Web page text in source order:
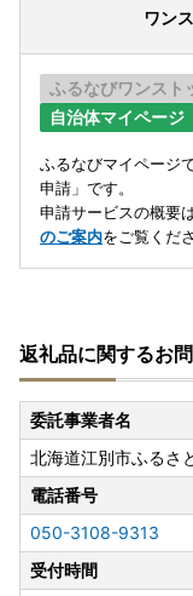
ワン
ふるなびワンスト
自治体マイページ
ふるなびマイページ
申請」です。
申請サービスの概要
のご案内をご覧くだ
返礼品に関するお
委託事業者名
北海道江別市ふるさ
電話番号
050-3108-9313
受付時間